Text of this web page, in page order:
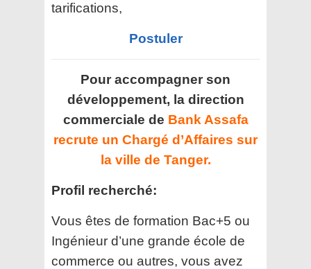
tarifications,
Postuler
Pour accompagner son
développement, la direction
commerciale de Bank Assafa
recrute un Chargé d’Affaires sur
la ville de Tanger.
Profil recherché:
Vous êtes de formation Bac+5 ou
Ingénieur d’une grande école de
commerce ou autres, vous avez